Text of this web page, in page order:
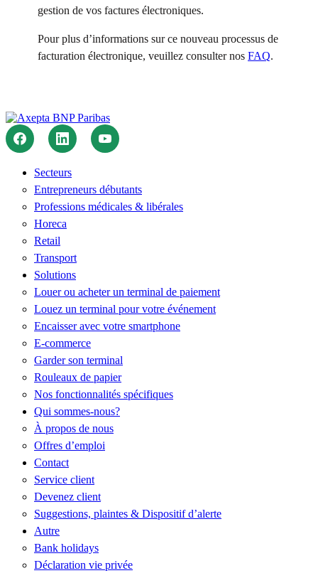
gestion de vos factures électroniques.
Pour plus d’informations sur ce nouveau processus de
facturation électronique, veuillez consulter nos FAQ.
Secteurs
Entrepreneurs débutants
Professions médicales & libérales
Horeca
Retail
Transport
Solutions
Louer ou acheter un terminal de paiement
Louez un terminal pour votre événement
Encaisser avec votre smartphone
E-commerce
Garder son terminal
Rouleaux de papier
Nos fonctionnalités spécifiques
Qui sommes-nous?
À propos de nous
Offres d’emploi
Contact
Service client
Devenez client
Suggestions, plaintes & Dispositif d’alerte
Autre
Bank holidays
Déclaration vie privée